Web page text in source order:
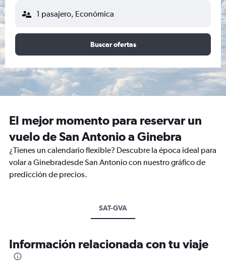
1 pasajero, Económica
Buscar ofertas
El mejor momento para reservar un
vuelo de San Antonio a Ginebra
¿Tienes un calendario flexible? Descubre la época ideal para
volar a Ginebradesde San Antonio con nuestro gráfico de
predicción de precios.
SAT-GVA
Información relacionada con tu viaje